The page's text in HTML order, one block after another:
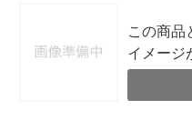
この商品
イメージ